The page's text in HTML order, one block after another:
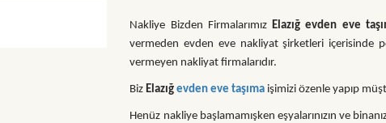
Nakliye Bizden FirmalarımızElazığ evden eve
vermeden evden eve nakliyat şirketleri içerisinde
vermeyen nakliyat firmalarıdır.
BizElazığevden eve taşıma işimizi özenle yapıp
Henüz nakliye başlamamışken eşyalarınızın ve